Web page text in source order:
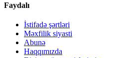
Faydalı
İstifadə şərtləri
Məxfilik siyasti
Abunə
Haqqımızda